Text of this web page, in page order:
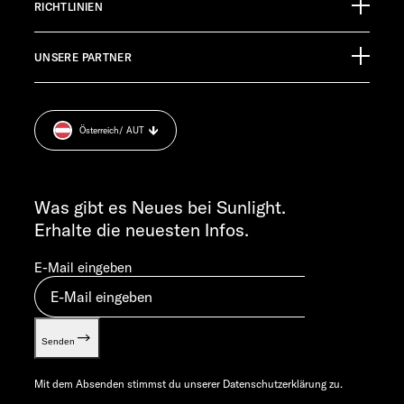
Germany
TECHNISCHER KUNDENDIENST
service@service.sunlight.de
MO-DO 7:30 – 12:00 UND 13:00 – 16:00 UHR
FR 7:30 – 12:00 UHR
info@sunlight.de
Infomaterial
Anschlussgarantie
RICHTLINIEN
Impressum
Sicherheitshinweis
Cookie Consent
UNSERE PARTNER
Was gibt es Neues bei Sunlight.
Erhalte die neuesten Infos.
E-Mail eingeben
Senden
Mit dem Absenden stimmst du unserer Datenschutzerklärung zu.
Österreich/ AUT